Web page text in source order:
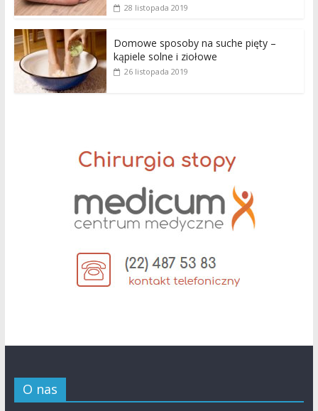
28 listopada 2019
Domowe sposoby na suche pięty –
kąpiele solne i ziołowe
26 listopada 2019
O nas